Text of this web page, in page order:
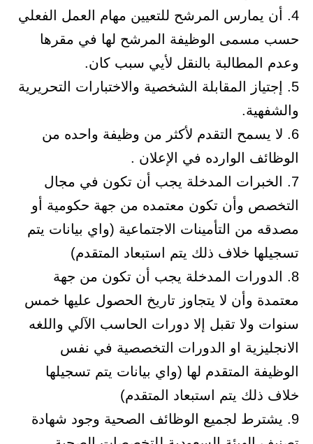
4. أن يمارس المرشح للتعيين مهام العمل الفعلي
حسب مسمى الوظيفة المرشح لها في مقرها
وعدم المطالبة بالنقل لأيي سبب كان.
5. إجتياز المقابلة الشخصية والاختبارات التحريرية
والشفهية.
6. لا يسمح التقدم لأكثر من وظيفة واحده من
الوظائف الوارده في الإعلان .
7. الخبرات المدخلة يجب أن تكون في مجال
التخصص وأن تكون معتمده من جهة حكومية أو
مصدقه من التأمينات الاجتماعية (واي بيانات يتم
تسجيلها خلاف ذلك يتم استبعاد المتقدم)
8. الدورات المدخلة يجب أن تكون من جهة
معتمدة وأن لا يتجاوز تاريخ الحصول عليها خمس
سنوات ولا تقبل إلا دورات الحاسب الآلي واللغه
الانجليزية او الدورات التخصصية في نفس
الوظيفة المتقدم لها (واي بيانات يتم تسجيلها
خلاف ذلك يتم استبعاد المتقدم)
9. يشترط لجميع الوظائف الصحية وجود شهادة